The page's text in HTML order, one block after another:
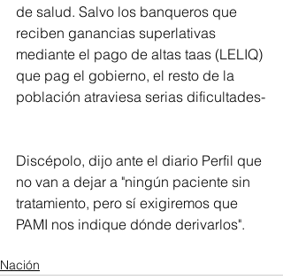
de salud. Salvo los banqueros que
reciben ganancias superlativas
mediante el pago de altas taas (LELIQ)
que pag el gobierno, el resto de la
población atraviesa serias dificultades-
Discépolo, dijo ante el diario Perfil que
no van a dejar a "ningún paciente sin
tratamiento, pero sí exigiremos que
PAMI nos indique dónde derivarlos".
Nación